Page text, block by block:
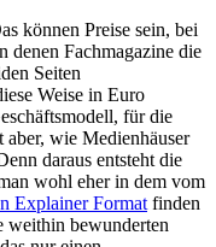
können Preise sein, bei
denen Fachmagazine die
Seiten
Weise in Euro
für die
wie Medienhäuser
daraus entsteht die
wohl eher in dem vom
Explainer Format finden
weithin bewunderten